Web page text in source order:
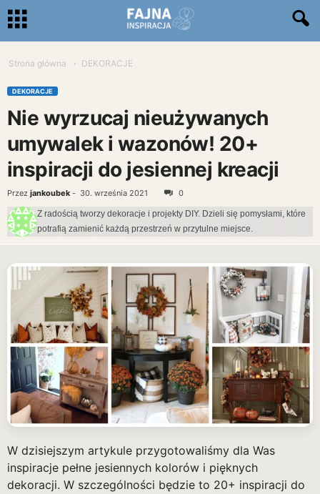
Strona główna DEKORACJE
DEKORACJE
Nie wyrzucaj nieużywanych
umywalek i wazonów! 20+
inspiracji do jesiennej kreacji
Przez jankoubek - 30. września 2021 0
Z radością tworzy dekoracje i projekty DIY. Dzieli się pomysłami, które
potrafią zamienić każdą przestrzeń w przytulne miejsce.
W dzisiejszym artykule przygotowaliśmy dla Was
inspiracje pełne jesiennych kolorów i pięknych
dekoracji. W szczególności będzie to 20+ inspiracji do